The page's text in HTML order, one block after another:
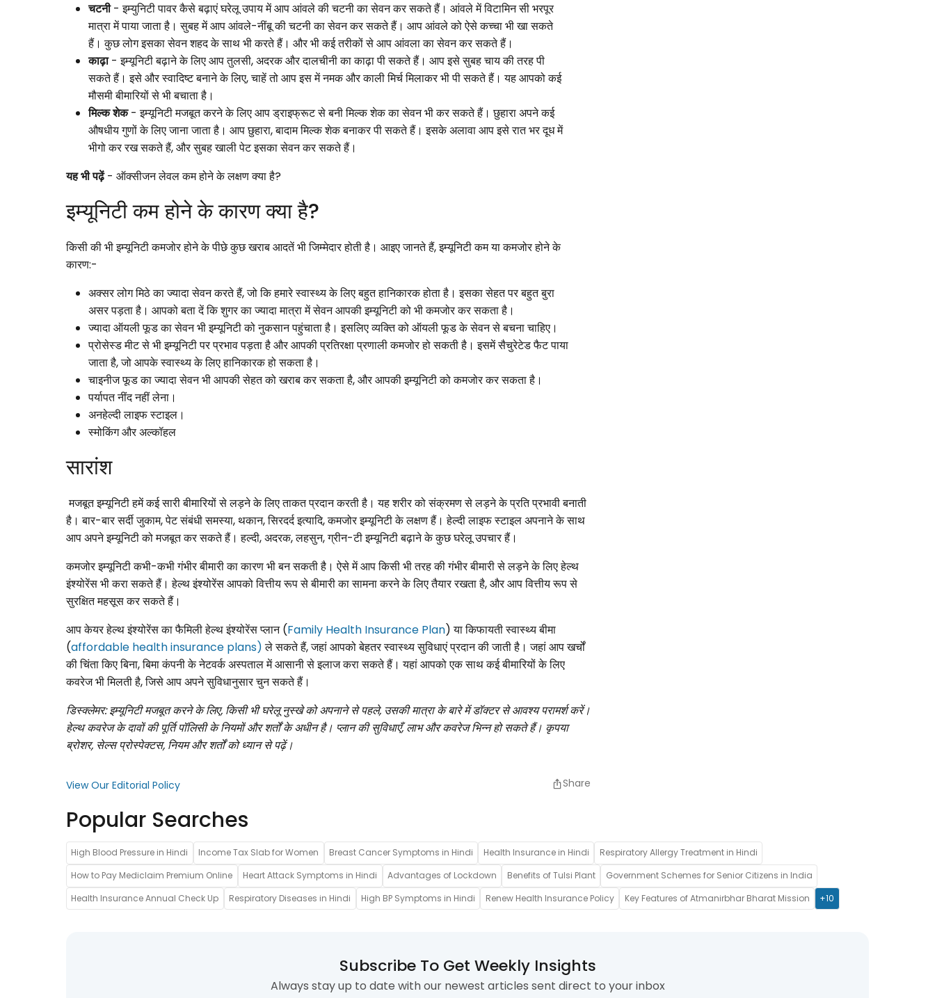
चटनी- इम्युनिटी पावर कैसे बढ़ाएं घरेलू उपाय में आप आंवले की चटनी का सेवन कर सकते हैं। आंवले में विटामिन सी भरपूर
मात्रा में पाया जाता है। सुबह में आप आंवले-नींबू की चटनी का सेवन कर सकते हैं। आप आंवले को ऐसे कच्चा भी खा सकते
हैं। कुछ लोग इसका सेवन शहद के साथ भी करते हैं। और भी कई तरीकों से आप आंवला का सेवन कर सकते हैं।
काढ़ा- इम्यूनिटी बढ़ाने के लिए आप तुलसी, अदरक और दालचीनी का काढ़ा पी सकते हैं। आप इसे सुबह चाय की तरह पी
सकते हैं। इसे और स्वादिष्ट बनाने के लिए, चाहें तो आप इस में नमक और काली मिर्च मिलाकर भी पी सकते हैं। यह आपको कई
मौसमी बीमारियों से भी बचाता है।
मिल्क शेक- इम्यूनिटी मजबूत करने के लिए आप ड्राइफ्रूट से बनी मिल्क शेक का सेवन भी कर सकते हैं। छुहारा अपने कई
औषधीय गुणों के लिए जाना जाता है। आप छुहारा, बादाम मिल्क शेक बनाकर पी सकते हैं। इसके अलावा आप इसे रात भर दूध में
भीगो कर रख सकते हैं, और सुबह खाली पेट इसका सेवन कर सकते हैं।
यह भी पढ़ें- ऑक्सीजन लेवल कम होने के लक्षण क्या है?
इम्यूनिटी कम होने के कारण क्या है?
किसी की भी इम्यूनिटी कमजोर होने के पीछे कुछ खराब आदतें भी जिम्मेदार होती है। आइए जानते हैं, इम्यूनिटी कम या कमजोर होने के
कारण:-
अक्सर लोग मिठे का ज्यादा सेवन करते हैं, जो कि हमारे स्वास्थ्य के लिए बहुत हानिकारक होता है। इसका सेहत पर बहुत बुरा
असर पड़ता है। आपको बता दें कि शुगर का ज्यादा मात्रा में सेवन आपकी इम्यूनिटी को भी कमजोर कर सकता है।
ज्यादा ऑयली फूड का सेवन भी इम्यूनिटी को नुकसान पहुंचाता है। इसलिए व्यक्ति को ऑयली फूड के सेवन से बचना चाहिए।
प्रोसेस्ड मीट से भी इम्यूनिटी पर प्रभाव पड़ता है और आपकी प्रतिरक्षा प्रणाली कमजोर हो सकती है। इसमें सैचुरेटेड फैट पाया
जाता है, जो आपके स्वास्थ्य के लिए हानिकारक हो सकता है।
चाइनीज फूड का ज्यादा सेवन भी आपकी सेहत को खराब कर सकता है, और आपकी इम्यूनिटी को कमजोर कर सकता है।
पर्यापत नींद नहीं लेना।
अनहेल्दी लाइफ स्टाइल।
स्मोकिंग और अल्कॉहल
सारांश
मजबूत इम्यूनिटी हमें कई सारी बीमारियों से लड़ने के लिए ताकत प्रदान करती है। यह शरीर को संक्रमण से लड़ने के प्रति प्रभावी बनाती
है। बार-बार सर्दी जुकाम, पेट संबंधी समस्या, थकान, सिरदर्द इत्यादि, कमजोर इम्यूनिटी के लक्षण हैं। हेल्दी लाइफ स्टाइल अपनाने के साथ
आप अपने इम्यूनिटी को मजबूत कर सकते हैं। हल्दी, अदरक, लहसुन, ग्रीन-टी इम्यूनिटी बढ़ाने के कुछ घरेलू उपचार हैं।
कमजोर इम्यूनिटी कभी-कभी गंभीर बीमारी का कारण भी बन सकती है। ऐसे में आप किसी भी तरह की गंभीर बीमारी से लड़ने के लिए हेल्थ
इंश्योरेंस भी करा सकते हैं। हेल्थ इंश्योरेंस आपको वित्तीय रूप से बीमारी का सामना करने के लिए तैयार रखता है, और आप वित्तीय रूप से
सुरक्षित महसूस कर सकते हैं।
आप केयर हेल्थ इंश्योरेंस का फैमिली हेल्थ इंश्योरेंस प्लान (Family Health Insurance Plan) या किफायती स्वास्थ्य बीमा
(affordable health insurance plans)ले सकते हैं, जहां आपको बेहतर स्वास्थ्य सुविधाएं प्रदान की जाती है। जहां आप खर्चों
की चिंता किए बिना, बिमा कंपनी के नेटवर्क अस्पताल में आसानी से इलाज करा सकते हैं। यहां आपको एक साथ कई बीमारियों के लिए
कवरेज भी मिलती है, जिसे आप अपने सुविधानुसार चुन सकते हैं।
डिस्क्लेमर: इम्यूनिटी मजबूत करने के लिए, किसी भी घरेलू नुस्खे को अपनाने से पहले, उसकी मात्रा के बारे में डॉक्टर से आवश्य परामर्श करें।
हेल्थ कवरेज के दावों की पूर्ति पॉलिसी के नियमों और शर्तों के अधीन है। प्लान की सुविधाएँ, लाभ और कवरेज भिन्न हो सकते हैं। कृपया
ब्रोशर, सेल्स प्रोस्पेक्टस, नियम और शर्तों को ध्यान से पढ़ें।
View Our Editorial Policy Share
Popular Searches
High Blood Pressure in Hindi Income Tax Slab for Women Breast Cancer Symptoms in Hindi Health Insurance in Hindi
Respiratory Allergy Treatment in Hindi
How to Pay Mediclaim Premium Online
Heart Attack Symptoms in Hindi Advantages of Lockdown Benefits of Tulsi Plant
Government Schemes for Senior Citizens in India
Health Insurance Annual Check Up
Respiratory Diseases in Hindi High BP Symptoms in Hindi Renew Health Insurance Policy Key Features of Atmanirbhar Bharat Mission +10
Subscribe To Get Weekly Insights
Always stay up to date with our newest articles sent direct to your inbox